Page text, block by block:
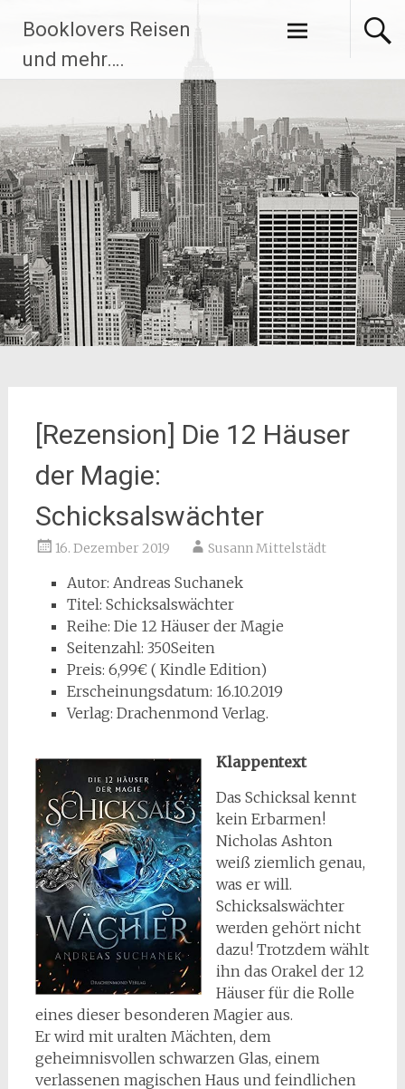
Inhalt
springen
Booklovers Reisen
und mehr….
[Rezension] Die 12 Häuser
der Magie:
Schicksalswächter
16. Dezember 2019 Susann Mittelstädt
Autor: Andreas Suchanek
Titel: Schicksalswächter
Reihe: Die 12 Häuser der Magie
Seitenzahl: 350Seiten
Preis: 6,99€ ( Kindle Edition)
Erscheinungsdatum: 16.10.2019
Verlag: Drachenmond Verlag.
Klappentext
Das Schicksal kennt
kein Erbarmen!
Nicholas Ashton
weiß ziemlich genau,
was er will.
Schicksalswächter
werden gehört nicht
dazu! Trotzdem wählt
ihn das Orakel der 12
Häuser für die Rolle
eines dieser besonderen Magier aus.
Er wird mit uralten Mächten, dem
geheimnisvollen schwarzen Glas, einem
verlassenen magischen Haus und feindlichen